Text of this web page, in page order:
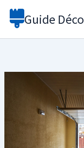
Aller
Guide Déco